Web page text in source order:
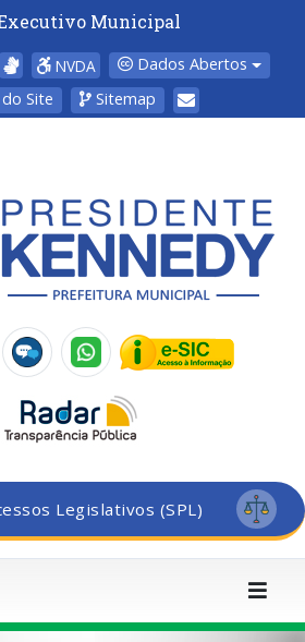
Municipal
NVDA
Dados Abertos
Site
Sitemap
Legislativos (SPL)